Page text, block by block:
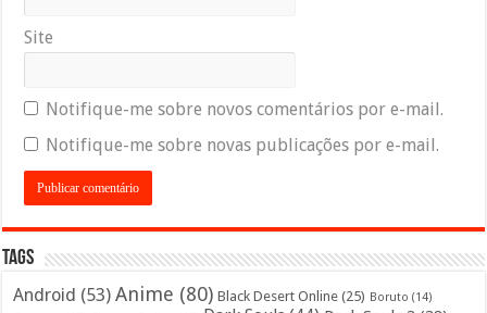
Site
Notifique-me sobre novos comentários por e-mail.
Notifique-me sobre novas publicações por e-mail.
Tags
Android (53) Anime (80) Black Desert Online (25) Boruto (14)